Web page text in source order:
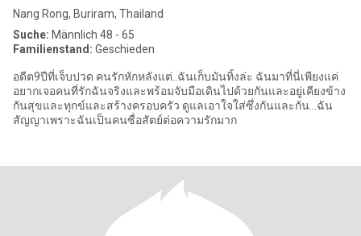
Nang Rong, Buriram, Thailand
Suche: Männlich 48 - 65
Familienstand: Geschieden
อดีต9ปีที่เจ็บปวด คนรักหักหลังแต่..ฉันเก็บมันทิ้งล่ะ ฉันมาที่นี่เพียงแค่
อยากเจอคนที่รักฉันจริงและพร้อมจับมือเดินไปด้วยกันและอยู่เคียงข้าง
กันสุขและทุกข์และสร้างครอบครัว ดูแลเอาใจใส่ซึ่งกันและกัน...ฉัน
สัญญาเพราะฉันเป็นคนซื่อสัตย์ต่อความรักมาก